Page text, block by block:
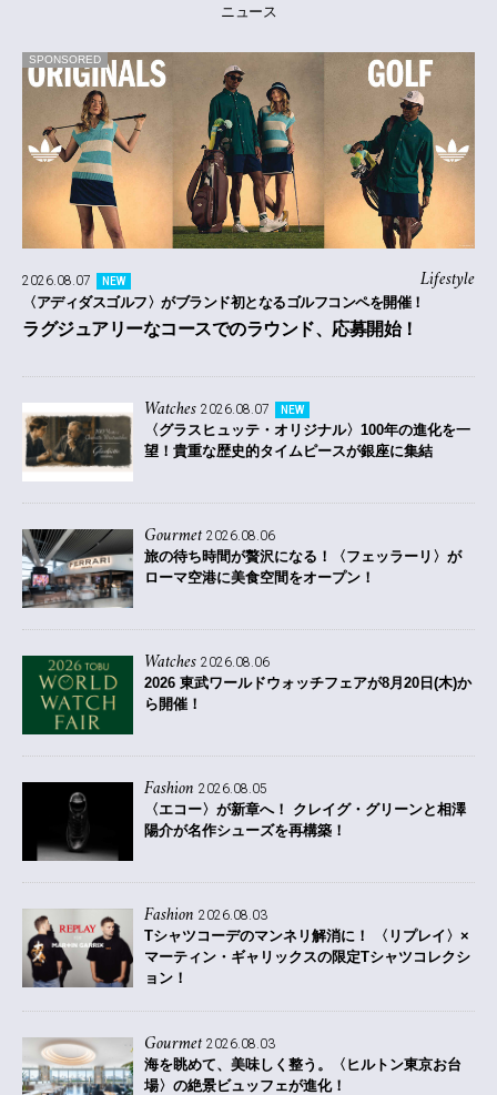
ニュース
SPONSORED
Lifestyle
2026.08.07 NEW
〈アディダスゴルフ〉がブランド初となるゴルフコンペを開催！
ラグジュアリーなコースでのラウンド、応募開始！
Watches 2026.08.07 NEW
〈グラスヒュッテ・オリジナル〉100年の進化を一
望！貴重な歴史的タイムピースが銀座に集結
Gourmet 2026.08.06
旅の待ち時間が贅沢になる！〈フェッラーリ〉が
ローマ空港に美食空間をオープン！
Watches 2026.08.06
2026 東武ワールドウォッチフェアが8月20日(木)か
ら開催！
Fashion 2026.08.05
〈エコー〉が新章へ！ クレイグ・グリーンと相澤
陽介が名作シューズを再構築！
Fashion 2026.08.03
Tシャツコーデのマンネリ解消に！ 〈リプレイ〉×
マーティン・ギャリックスの限定Tシャツコレクシ
ョン！
Gourmet 2026.08.03
海を眺めて、美味しく整う。〈ヒルトン東京お台
場〉の絶景ビュッフェが進化！